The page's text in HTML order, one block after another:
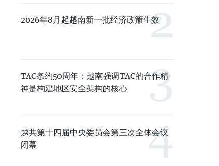
2026年8月起越南新一批经济政策生效
TAC条约50周年：越南强调TAC的合作精
神是构建地区安全架构的核心
越共第十四届中央委员会第三次全体会议
闭幕